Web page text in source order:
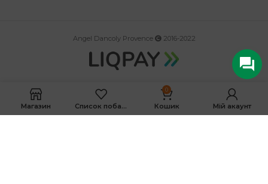
Angel Dancoly Provence 2016-2022
Магазин Список побажань
0
Кошик Мій акаунт